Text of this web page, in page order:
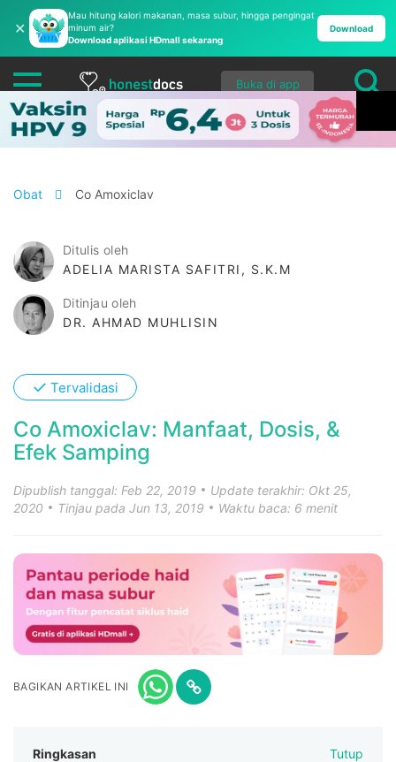
✕
Mau hitung kalori makanan, masa subur, hingga pengingat
minum air?
Download aplikasi HDmall sekarang
Download
Buka di app
Obat Co Amoxiclav
Ditulis oleh
ADELIA MARISTA SAFITRI, S.K.M
Ditinjau oleh
DR. AHMAD MUHLISIN
✓ Tervalidasi
Co Amoxiclav: Manfaat, Dosis, &
Efek Samping
Dipublish tanggal: Feb 22, 2019
Update terakhir: Okt 25,
2020
Tinjau pada Jun 13, 2019 Waktu baca: 6 menit
BAGIKAN ARTIKEL INI
Ringkasan Tutup